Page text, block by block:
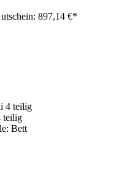
897,14 €*
teilig
Bett